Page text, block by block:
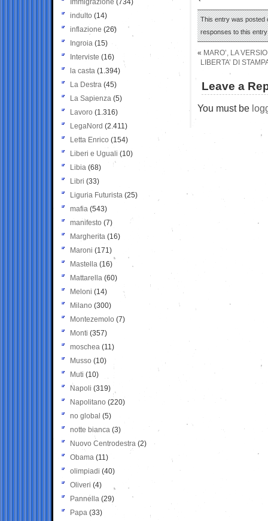
This entry was posted
responses to this
« MARO’, LA
LIBERTA’ DI
Leave a
You must be
Immigrazione (734)
indulto (14)
inflazione (26)
Ingroia (15)
Interviste (16)
la casta (1.394)
La Destra (45)
La Sapienza (5)
Lavoro (1.316)
LegaNord (2.411)
Letta Enrico (154)
Liberi e Uguali (10)
Libia (68)
Libri (33)
Liguria Futurista (25)
mafia (543)
manifesto (7)
Margherita (16)
Maroni (171)
Mastella (16)
Mattarella (60)
Meloni (14)
Milano (300)
Montezemolo (7)
Monti (357)
moschea (11)
Musso (10)
Muti (10)
Napoli (319)
Napolitano (220)
no global (5)
notte bianca (3)
Nuovo Centrodestra (2)
Obama (11)
olimpiadi (40)
Oliveri (4)
Pannella (29)
Papa (33)